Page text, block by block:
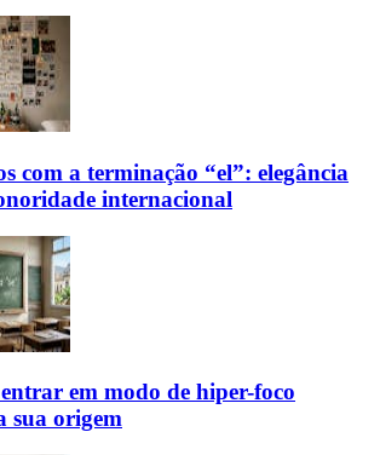
com a terminação “el”: elegância
internacional
em modo de hiper-foco
sua origem